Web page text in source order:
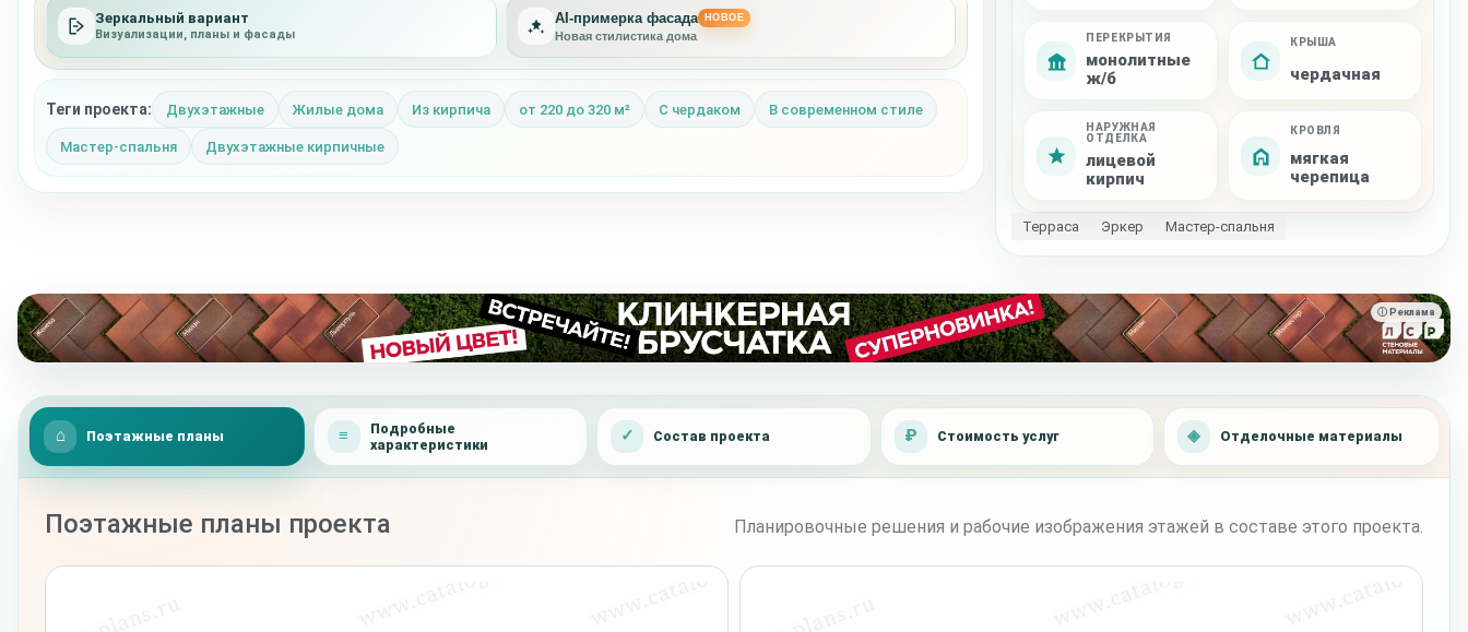
Зеркальный вариант
Визуализации, планы и фасады
AI-примерка фасада НОВОЕ
Новая стилистика дома
Теги проекта: Двухэтажные Жилые дома Из кирпича от 220 до 320 м² С чердаком В современном стиле
Мастер-спальня Двухэтажные кирпичные
ПЕРЕКРЫТИЯ
монолитные
ж/б
КРЫША
чердачная
НАРУЖНАЯ
ОТДЕЛКА
лицевой
кирпич
КРОВЛЯ
мягкая
черепица
Терраса Эркер Мастер-спальня
ⓘ Реклама
Поэтажные планы
Подробные
характеристики
Состав проекта Стоимость услуг Отделочные материалы
Поэтажные планы проекта Планировочные решения и рабочие изображения этажей в составе этого проекта.